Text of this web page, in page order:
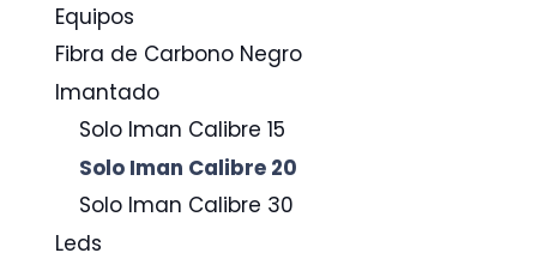
Equipos
Fibra de Carbono Negro
Imantado
Solo Iman Calibre 15
Solo Iman Calibre 20
Solo Iman Calibre 30
Leds